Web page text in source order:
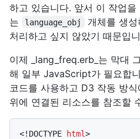
하고 있습니다. 앞서 이 작업
는
language_obj
개체를 생
처리하고 싶지 않았기 때문입
이제 _lang_freq.erb_는 막대
해 일부 JavaScript가 필요합
코드를 사용하고 D3 작동 방
위에 연결된 리소스를 참조할
<!DOCTYPE html>